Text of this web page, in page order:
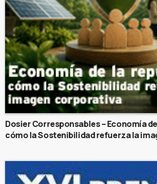
Dosier Corresponsables – Economía
cómo la Sostenibilidad refuerza la